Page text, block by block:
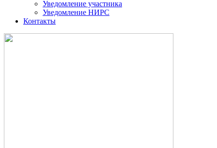
Уведомление участника
Уведомление НИРС
Контакты